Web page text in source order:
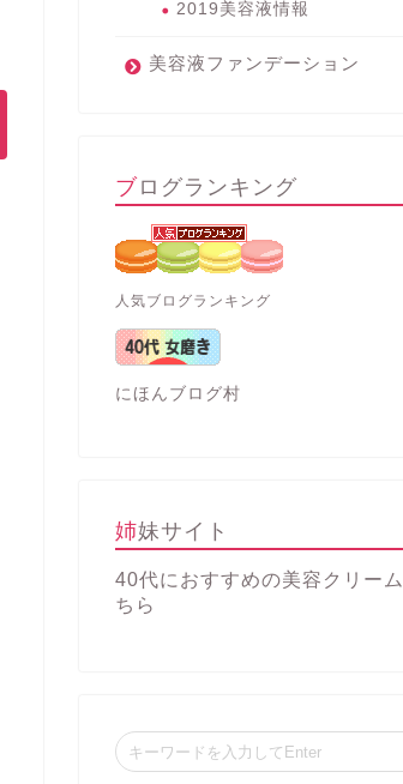
2019美容液情報
美容液ファンデーション
ブログランキング
人気ブログランキング
にほんブログ村
姉妹サイト
40代におすすめの美容クリーム
ちら